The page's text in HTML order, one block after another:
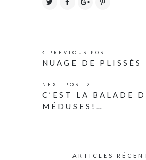
PREVIOUS POST
NUAGE DE PLISSÉS
NEXT POST
C’EST LA BALADE
MÉDUSES!…
ARTICLES